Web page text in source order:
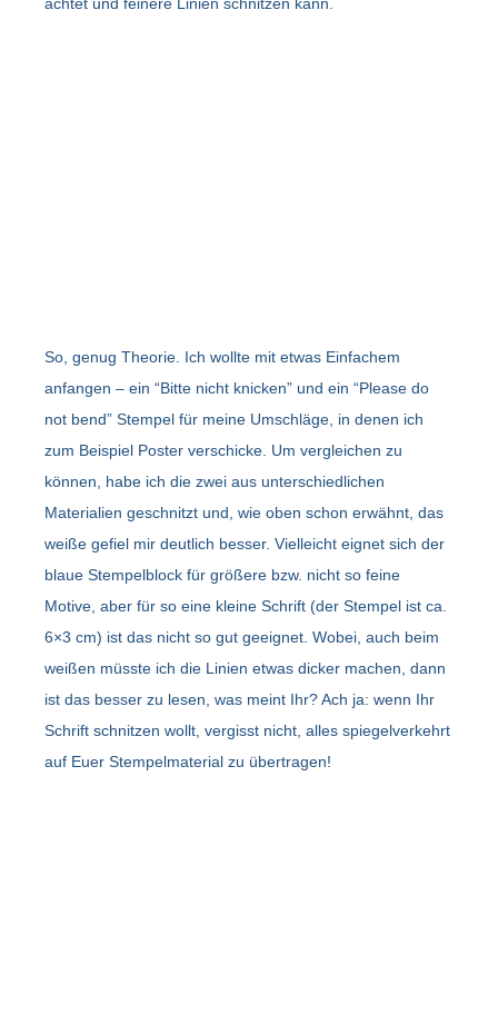
So, genug Theorie. Ich wollte mit etwas Einfachem
anfangen – ein “Bitte nicht knicken” und ein “Please do
not bend” Stempel für meine Umschläge, in denen ich
zum Beispiel Poster verschicke. Um vergleichen zu
können, habe ich die zwei aus unterschiedlichen
Materialien geschnitzt und, wie oben schon erwähnt, das
weiße gefiel mir deutlich besser. Vielleicht eignet sich der
blaue Stempelblock für größere bzw. nicht so feine
Motive, aber für so eine kleine Schrift (der Stempel ist ca.
6×3 cm) ist das nicht so gut geeignet. Wobei, auch beim
weißen müsste ich die Linien etwas dicker machen, dann
ist das besser zu lesen, was meint Ihr? Ach ja: wenn Ihr
Schrift schnitzen wollt, vergisst nicht, alles spiegelverkehrt
auf Euer Stempelmaterial zu übertragen!